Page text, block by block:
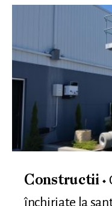
Constructii
închiriate la